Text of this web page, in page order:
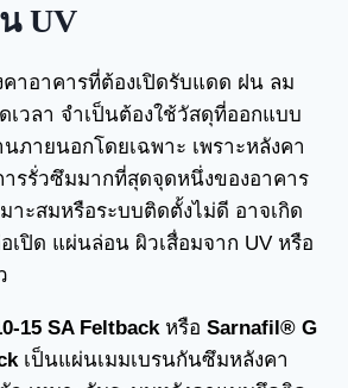
UV
าอาคารที่ต้องเปิดรับแดด ฝน ลม
เวลา จำเป็นต้องใช้วัสดุที่ออกแบบ
ภายนอกโดยเฉพาะ เพราะหลังคา
ารรั่วซึมมากที่สุดจุดหนึ่งของอาคาร
าะสมหรือระบบติดตั้งไม่ดี อาจเกิด
ปิด แผ่นล่อน ผิวเสื่อมจาก UV หรือ
15 SA Feltback หรือ Sarnafil® G
เป็นแผ่นเมมเบรนกันซึมหลังคา